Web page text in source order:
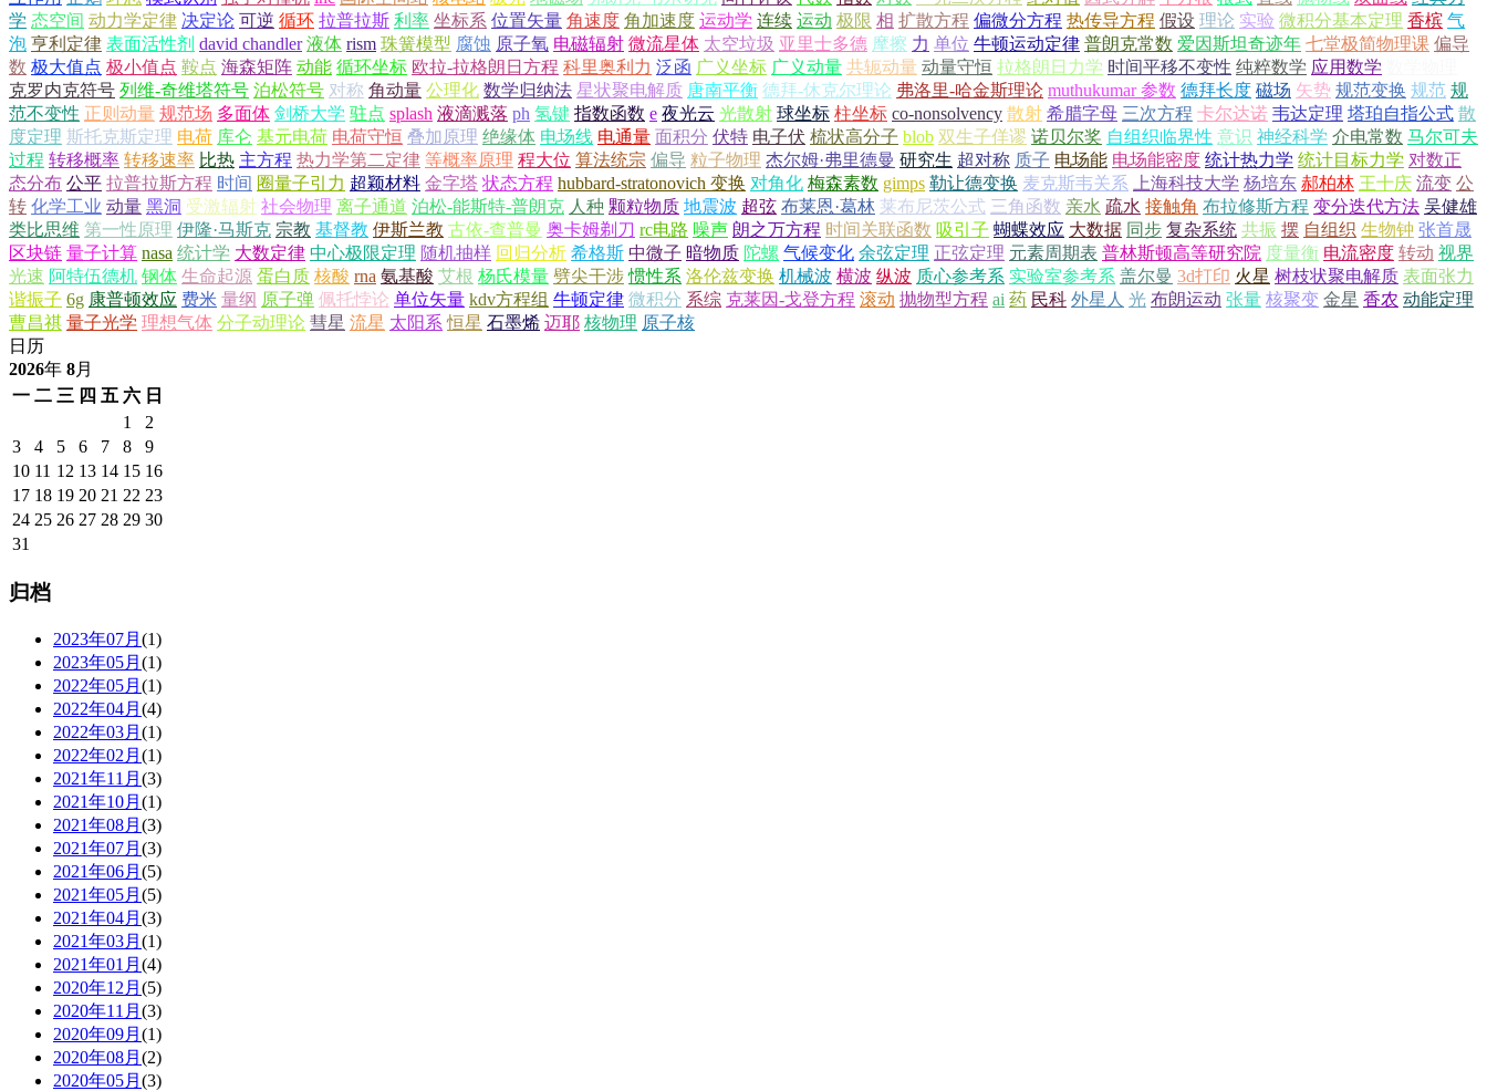
学 态空间 动力学定律 决定论 可逆 循环 拉普拉斯 利率 坐标系 位置矢量 角速度 角加速度 运动学 连续 运动 极限 相 扩散方程 偏微分方程 热传导方程 假设 理论 实验 微积分基本定理 香槟 气
泡 亨利定律 表面活性剂 david chandler 液体 rism 珠簧模型 腐蚀 原子氧 电磁辐射 微流星体 太空垃圾 亚里士多德 摩擦 力 单位 牛顿运动定律 普朗克常数 爱因斯坦奇迹年 七堂极简物理课 偏导
数 极大值点 极小值点 鞍点 海森矩阵 动能 循环坐标 欧拉-拉格朗日方程 科里奥利力 泛函 广义坐标 广义动量 共轭动量 动量守恒 拉格朗日力学 时间平移不变性 纯粹数学 应用数学
克罗内克符号 列维-奇维塔符号 泊松符号 对称 角动量 公理化 数学归纳法 星状聚电解质 唐南平衡 德拜-休克尔理论 弗洛里-哈金斯理论 muthukumar 参数 德拜长度 磁场 矢势 规范变换 规范 规
范不变性 正则动量 规范场 多面体 剑桥大学 驻点 splash 液滴溅落 ph 氢键 指数函数 e 夜光云 光散射 球坐标 柱坐标 co-nonsolvency 散射 希腊字母 三次方程 卡尔达诺 韦达定理 塔珀自指公式 散
度定理 斯托克斯定理 电荷 库仑 基元电荷 电荷守恒 叠加原理 绝缘体 电场线 电通量 面积分 伏特 电子伏 梳状高分子 blob 双生子佯谬 诺贝尔奖 自组织临界性 意识 神经科学 介电常数 马尔可夫
过程 转移概率 转移速率 比热 主方程 热力学第二定律 等概率原理 程大位 算法统宗 偏导 粒子物理 杰尔姆·弗里德曼 研究生 超对称 质子 电场能 电场能密度 统计热力学 统计目标力学 对数正
态分布 公平 拉普拉斯方程 时间 圈量子引力 超颖材料 金字塔 状态方程 hubbard-stratonovich 变换 对角化 梅森素数 gimps 勒让德变换 麦克斯韦关系 上海科技大学 杨培东 郝柏林 王十庆 流变 公
转 化学工业 动量 黑洞 受激辐射 社会物理 离子通道 泊松-能斯特-普朗克 人种 颗粒物质 地震波 超弦 布莱恩·葛林 莱布尼茨公式 三角函数 亲水 疏水 接触角 布拉修斯方程 变分迭代方法 吴健雄
类比思维 第一性原理 伊隆·马斯克 宗教 基督教 伊斯兰教 古依-查普曼 奥卡姆剃刀 rc电路 噪声 朗之万方程 时间关联函数 吸引子 蝴蝶效应 大数据 同步 复杂系统 共振 摆 自组织 生物钟 张首晟
区块链 量子计算 nasa 统计学 大数定律 中心极限定理 随机抽样 回归分析 希格斯 中微子 暗物质 陀螺 气候变化 余弦定理 正弦定理 元素周期表 普林斯顿高等研究院 度量衡 电流密度 转动 视界
光速 阿特伍德机 钢体 生命起源 蛋白质 核酸 rna 氨基酸 艾根 杨氏模量 劈尖干涉 惯性系 洛伦兹变换 机械波 横波 纵波 质心参考系 实验室参考系 盖尔曼 3d打印 火星 树枝状聚电解质 表面张力
谐振子 6g 康普顿效应 费米 量纲 原子弹 佩托悖论 单位矢量 kdv方程组 牛顿定律 微积分 系综 克莱因-戈登方程 滚动 抛物型方程 ai 药 民科 外星人 光 布朗运动 张量 核聚变 金星 香农 动能定理
曹昌祺 量子光学 理想气体 分子动理论 彗星 流星 太阳系 恒星 石墨烯 迈耶 核物理 原子核
日历
2026年 8月
一 二 三 四 五 六 日
1
2
3
4 5 6 7 8
9
10 11 12 13 14 15 16
17 18 19 20 21 22 23
24 25 26 27 28 29 30
31
归档
2023年07月 (1)
2023年05月 (1)
2022年05月 (1)
2022年04月 (4)
2022年03月 (1)
2022年02月 (1)
2021年11月 (3)
2021年10月 (1)
2021年08月 (3)
2021年07月 (3)
2021年06月 (5)
2021年05月 (5)
2021年04月 (3)
2021年03月 (1)
2021年01月 (4)
2020年12月 (5)
2020年11月 (3)
2020年09月 (1)
2020年08月 (2)
2020年05月 (3)